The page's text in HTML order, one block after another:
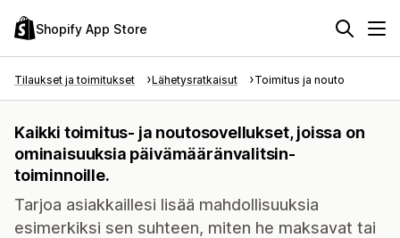
Shopify App Store
Tilaukset ja toimitukset Lähetysratkaisut Toimitus ja nouto
Kaikki toimitus- ja noutosovellukset, joissa on
ominaisuuksia päivämääränvalitsin-
toiminnoille.
Tarjoa asiakkaillesi lisää mahdollisuuksia
esimerkiksi sen suhteen, miten he maksavat tai